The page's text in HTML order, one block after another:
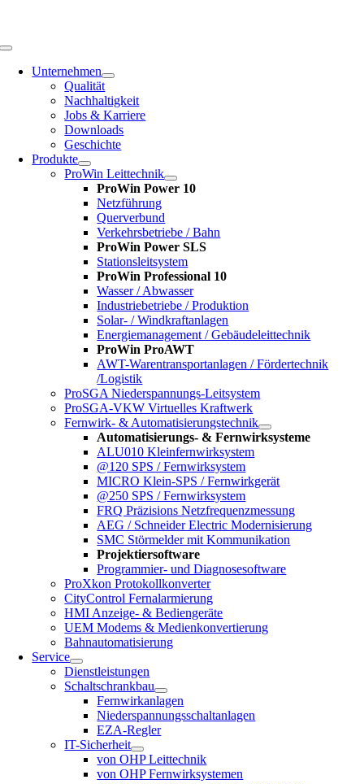
Toggle
NavigationUnternehmen
Qualität
Nachhaltigkeit
Jobs & Karriere
Downloads
Geschichte
Produkte
ProWin Leittechnik
ProWin Power 10
Netzführung
Querverbund
Verkehrsbetriebe / Bahn
ProWin Power SLS
Stationsleitsystem
ProWin Professional 10
Wasser / Abwasser
Industriebetriebe / Produktion
Solar- / Windkraftanlagen
Energiemanagement / Gebäudeleittechnik
ProWin ProAWT
AWT-Warentransportanlagen / Fördertechnik
/Logistik
ProSGA Niederspannungs-Leitsystem
ProSGA-VKW Virtuelles Kraftwerk
Fernwirk- & Automatisierungstechnik
Automatisierungs- & Fernwirksysteme
ALU010 Kleinfernwirksystem
@120 SPS / Fernwirksystem
MICRO Klein-SPS / Fernwirkgerät
@250 SPS / Fernwirksystem
FRQ Präzisions Netzfrequenzmessung
AEG / Schneider Electric Modernisierung
SMC Störmelder mit Kommunikation
Projektiersoftware
Programmier- und Diagnosesoftware
ProXkon Protokollkonverter
CityControl Fernalarmierung
HMI Anzeige- & Bediengeräte
UEM Modems & Medienkonvertierung
Bahnautomatisierung
Service
Dienstleistungen
Schaltschrankbau
Fernwirkanlagen
Niederspannungsschaltanlagen
EZA-Regler
IT-Sicherheit
von OHP Leittechnik
von OHP Fernwirksystemen